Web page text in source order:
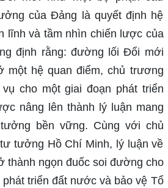
của Đảng là quyết định hệ
lĩnh và tầm nhìn chiến lược của
định rằng: đường lối Đổi mới
một hệ quan điểm, chủ trương
cho một giai đoạn phát triển
nâng lên thành lý luận mang
bền vững. Cùng với chủ
tưởng Hồ Chí Minh, lý luận về
thành ngọn đuốc soi đường cho
triển đất nước và bảo vệ Tổ